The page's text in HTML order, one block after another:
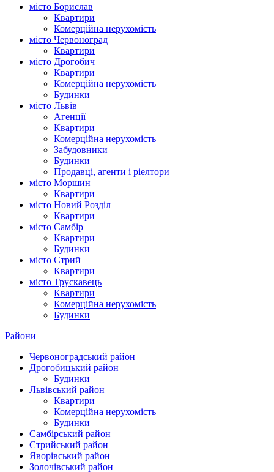
місто Борислав
Квартири
Комерційна нерухомість
місто Червоноград
Квартири
місто Дрогобич
Квартири
Комерційна нерухомість
Будинки
місто Львів
Агенції
Квартири
Комерційна нерухомість
Забудовники
Будинки
Продавці, агенти і ріелтори
місто Моршин
Квартири
місто Новий Розділ
Квартири
місто Самбір
Квартири
Будинки
місто Стрий
Квартири
місто Трускавець
Квартири
Комерційна нерухомість
Будинки
Райони
Червоноградський район
Дрогобицький район
Будинки
Львівський район
Квартири
Комерційна нерухомість
Будинки
Самбірський район
Стрийський район
Яворівський район
Золочівський район